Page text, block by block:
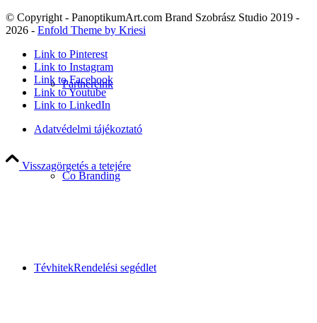
Partnereink
Co Branding
TévhitekRendelési segédlet
© Copyright - PanoptikumArt.com Brand Szobrász Studio 2019 -
2026 - Enfold Theme by Kriesi
Link to Pinterest
Link to Instagram
Link to Facebook
Link to Youtube
Link to LinkedIn
Adatvédelmi tájékoztató
Visszagörgetés a tetejére